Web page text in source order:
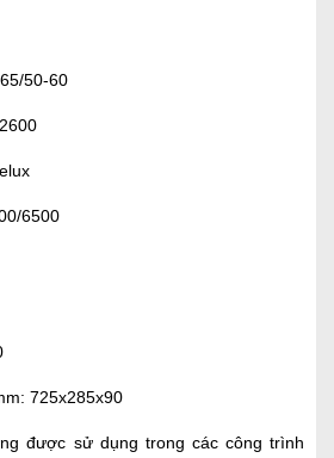
50-60
6500
725x285x90
được sử dụng trong các công trình